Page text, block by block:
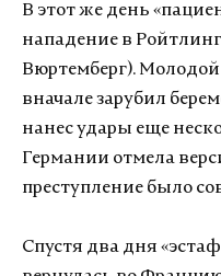
В этот же день
нападение в
Вюртемберг).
вначале зарубил
нанес удары еще
Германии отмела
преступление было
Спустя два дня